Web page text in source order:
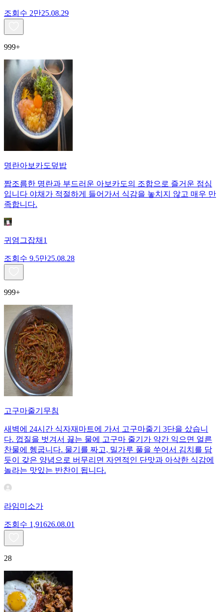
조회수 2만25.08.29
999+
명란아보카도덮밥
짭조름한 명란과 부드러운 아보카도의 조합으로 즐거운 점심
입니다 야채가 적절하게 들어가서 식감을 놓치지 않고 매우 만
족합니다.
귀염그잡채1
조회수 9.5만25.08.28
999+
고구마줄기무침
새벽에 24시간 식자재마트에 가서 고구마줄기 3단을 샀습니
다. 껍질을 벗겨서 끓는 물에 고구마 줄기가 약간 익으면 얼른
찬물에 헹굽니다. 물기를 짜고, 밀가루 풀을 쑤어서 김치를 담
듯이 갖은 양념으로 버무리면 자연적인 단맛과 아삭한 식감에
놀라는 맛있는 반찬이 됩니다.
라임미소가
조회수 1,91626.08.01
28